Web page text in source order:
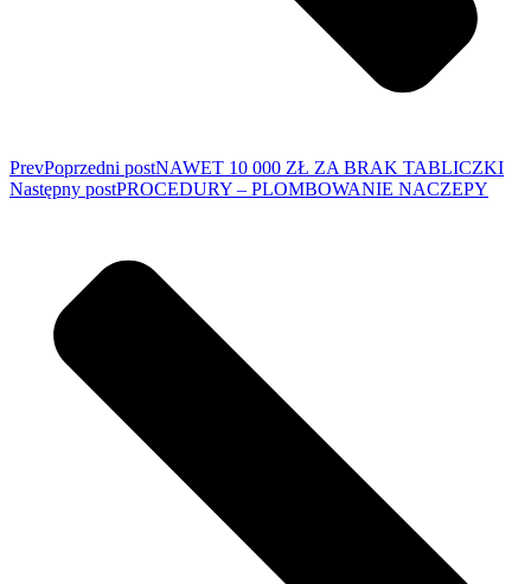
PrevPoprzedni postNAWET 10 000 ZŁ ZA BRAK TABLICZKI
Następny postPROCEDURY – PLOMBOWANIE NACZEPY